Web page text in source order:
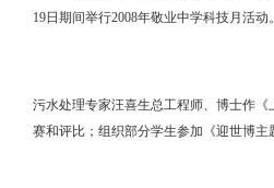
19日期间举行2008年敬业中学科技月活动。
污水处理专家汪喜生总工程师、博士作
赛和评比； 组织部分学生参加《迎世博